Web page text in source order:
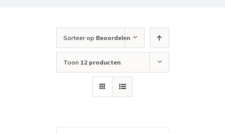
Sorteer op Beoordelen
Toon 12 producten